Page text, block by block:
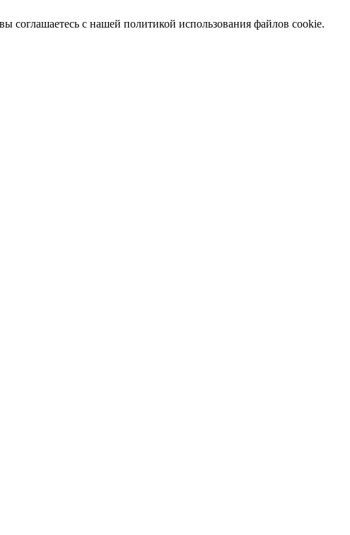
соглашаетесь с нашей политикой использования файлов cookie.